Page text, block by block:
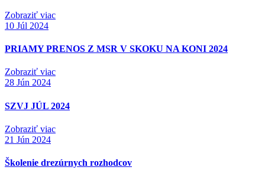
Zobraziť viac
10 Júl 2024
PRIAMY PRENOS Z MSR V SKOKU NA KONI 2024
Zobraziť viac
28 Jún 2024
SZVJ JÚL 2024
Zobraziť viac
21 Jún 2024
Školenie drezúrnych rozhodcov